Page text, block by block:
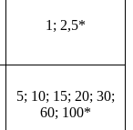
1; 2,5*
5; 10; 15; 20; 30;
60; 100*